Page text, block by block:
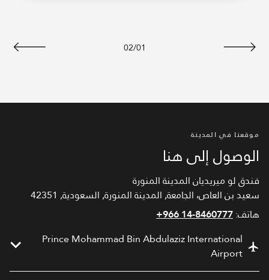
01
/
02
موقعنا في المدينة
الوصول إلى هنا
فندق لو ميريديان المدينة المنورة
سعيد بن العاص، الجامعة, المدينة المنورة, السعودية, 42351
هاتف:+966 14-8460777
Prince Mohammad Bin Abdulaziz International
Airport